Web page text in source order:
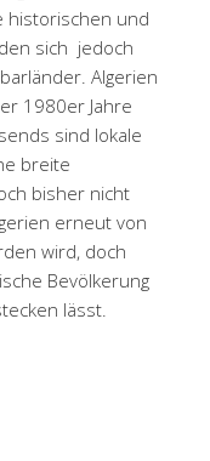
historischen und
sich jedoch
Algerien
1980er Jahre
sind lokale
breite
bisher nicht
erneut von
wird, doch
Bevölkerung
lässt.